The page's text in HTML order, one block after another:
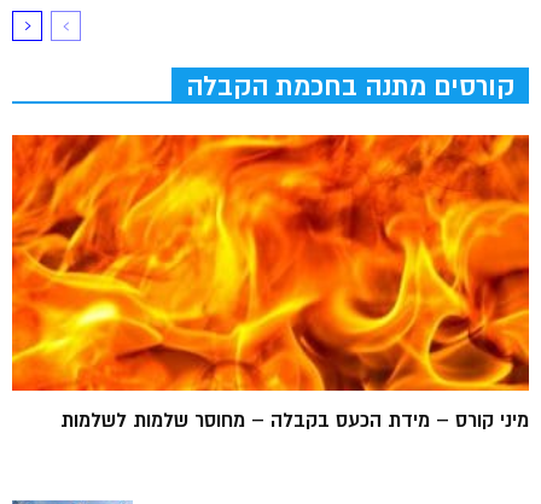
קורסים מתנה בחכמת הקבלה
מיני קורס – מידת הכעס בקבלה – מחוסר שלמות לשלמות